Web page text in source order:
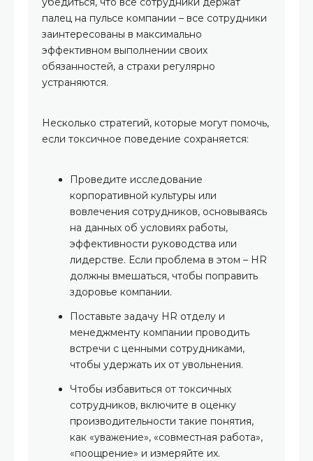
палец на пульсе компании – все сотрудники
заинтересованы в максимально
эффективном выполнении своих
обязанностей, а страхи регулярно
устраняются.
Несколько стратегий, которые могут помочь,
если токсичное поведение сохраняется:
Проведите исследование
корпоративной культуры или
вовлечения сотрудников, основываясь
на данных об условиях работы,
эффективности руководства или
лидерстве. Если проблема в этом – HR
должны вмешаться, чтобы поправить
здоровье компании.
Поставьте задачу HR отделу и
менеджменту компании проводить
встречи с ценными сотрудниками,
чтобы удержать их от увольнения.
Чтобы избавиться от токсичных
сотрудников, включите в оценку
производительности такие понятия,
как «уважение», «совместная работа»,
«поощрение» и измеряйте их.